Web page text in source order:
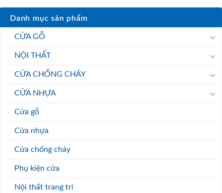
Danh mục sản phẩm
CỬA GỖ
NỘI THẤT
CỬA CHỐNG CHÁY
CỬA NHỰA
Cửa gỗ
Cửa nhựa
Cửa chống cháy
Phụ kiện cửa
Nội thất trang trí